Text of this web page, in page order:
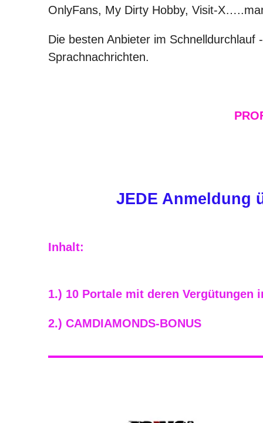
OnlyFans, My Dirty Hobby, Visit-
Die besten Anbieter im
Sprachnachrichten.
JEDE Anmeldung
Inhalt:
1.) 10 Portale mit deren Vergütungen
2.) CAMDIAMONDS-BONUS